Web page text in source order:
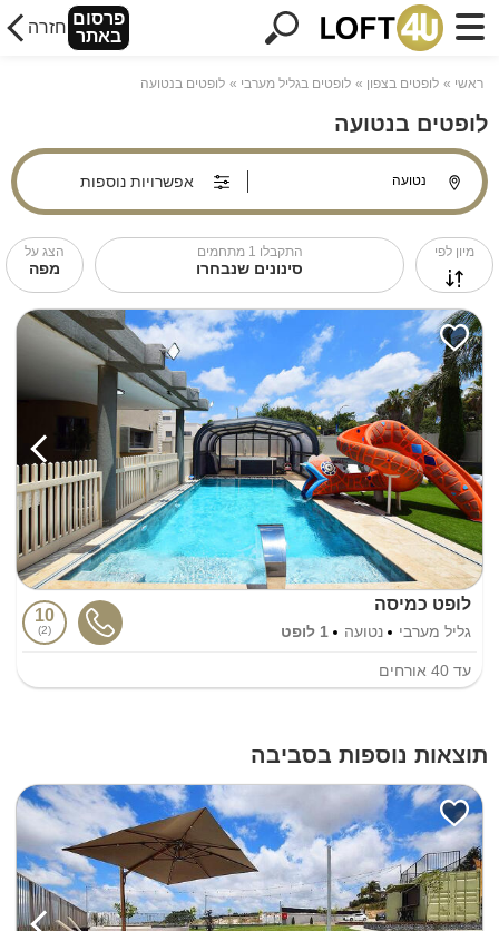
פרסום
באתר חזרה
ראשי לופטים בצפון לופטים בגליל מערבי לופטים בנטועה
לופטים בנטועה
אפשרויות נוספות
מיון לפי התקבלו 1 מתחמים
סינונים שנבחרו
הצג על
מפה
לופט כמיסה
גליל מערבי נטועה 1 לופט
10
2
עד 40 אורחים
תוצאות נוספות בסביבה